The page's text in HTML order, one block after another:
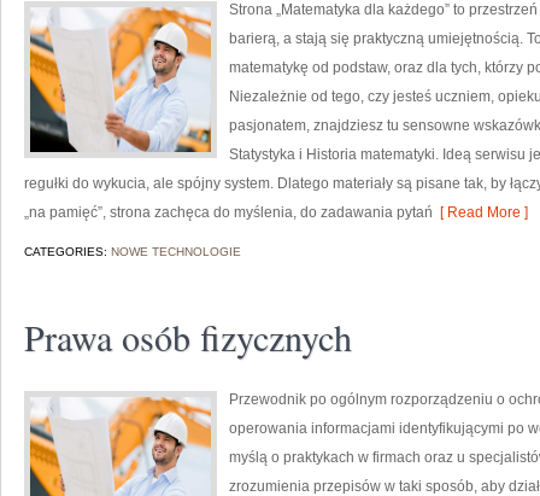
Strona „Matematyka dla każdego” to
barierą, a stają się praktyczną umiejętnością.
matematykę od podstaw, oraz dla tych, którzy
Niezależnie od tego, czy jesteś uczniem,
pasjonatem, znajdziesz tu sensowne
Statystyka i Historia matematyki. Ideą serwisu
regułki do wykucia, ale spójny system. Dlatego materiały są pisane tak, by
„na pamięć”, strona zachęca do myślenia, do zadawania pytań [ Read More ]
CATEGORIES: NOWE TECHNOLOGIE
Prawa osób fizycznych
Przewodnik po ogólnym rozporządzeniu o
operowania informacjami identyfikującymi po
myślą o praktykach w firmach oraz u
zrozumienia przepisów w taki sposób, aby